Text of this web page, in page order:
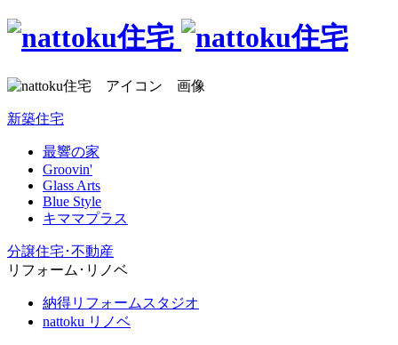
新築住宅
最響の家
Groovin'
Glass Arts
Blue Style
キママプラス
分譲住宅･不動産
リフォーム･リノベ
納得リフォームスタジオ
nattoku リノベ